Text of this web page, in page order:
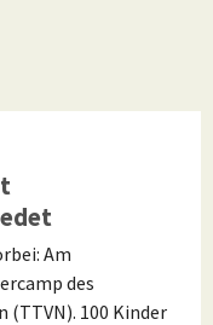
Am
des
(TTVN). 100 Kinder